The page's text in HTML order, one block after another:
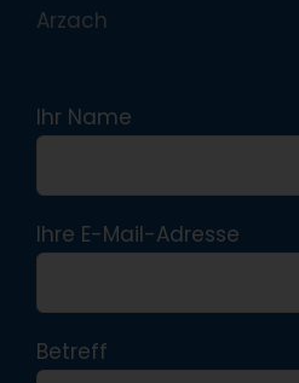
Arzach
Ihr Name
Ihre E-Mail-Adresse
Betreff